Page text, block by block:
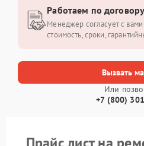
Вызвать
Или
+7 (800)
Работаем по договору
Менеджер согласует с
стоимость, сроки,